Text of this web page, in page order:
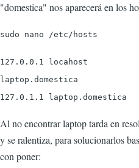
"domestica" nos aparecerá en los
sudo nano /etc/hosts
127.0.0.1 locahost
laptop.domestica
127.0.1.1 laptop.domestica
Al no encontrar laptop tarda en
y se ralentiza, para solucionarlos
con poner: